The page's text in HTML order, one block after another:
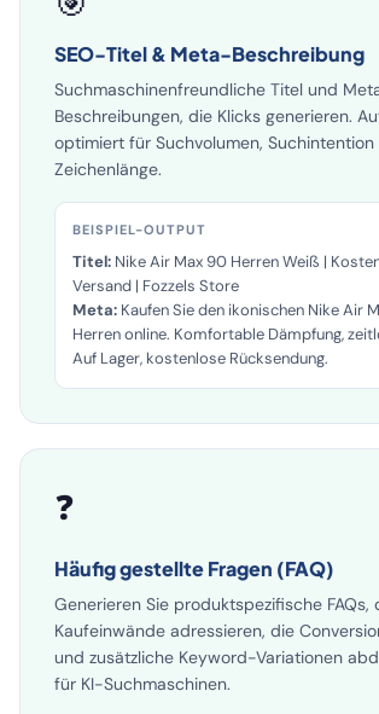
SEO-Titel & Meta-Beschreibung
Suchmaschinenfreundliche Titel und
Beschreibungen, die Klicks generieren.
optimiert für Suchvolumen, Suchintention
BEISPIEL-OUTPUT
Titel:Nike Air Max 90 Herren Weiß |
Versand | Fozzels Store
Meta:Kaufen Sie den ikonischen Nike Air
Herren online. Komfortable Dämpfung,
Auf Lager, kostenlose Rücksendung.
❓
Häufig gestellte Fragen (FAQ)
Generieren Sie produktspezifische FAQs,
Kaufeinwände adressieren, die
und zusätzliche Keyword-Variationen